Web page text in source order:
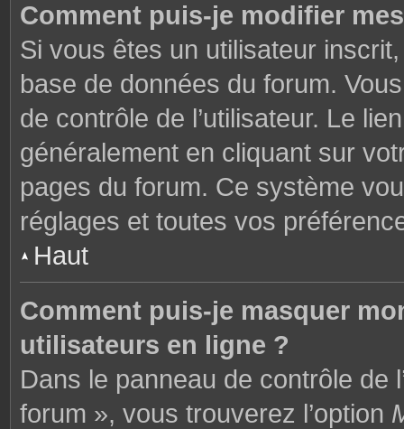
Comment puis-je modifier
Si vous êtes un utilisateur
base de données du forum.
de contrôle de l’utilisateur. Le
généralement en cliquant sur
pages du forum. Ce système
réglages et toutes vos
Haut
Comment puis-je masquer
utilisateurs en ligne ?
Dans le panneau de contrôle de
forum », vous trouverez l’option